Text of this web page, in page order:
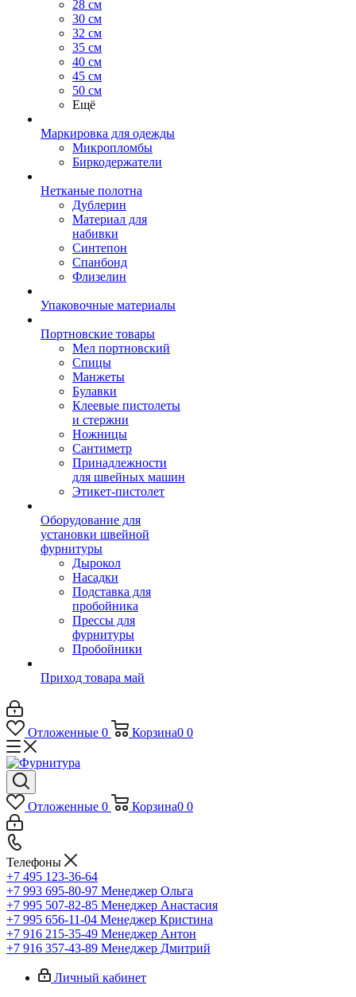
28 см
30 см
32 см
35 см
40 см
45 см
50 см
Ещё
Маркировка для одежды
Микропломбы
Биркодержатели
Нетканые полотна
Дублерин
Материал для
набивки
Синтепон
Спанбонд
Флизелин
Упаковочные материалы
Портновские товары
Мел портновский
Спицы
Манжеты
Булавки
Клеевые пистолеты
и стержни
Ножницы
Сантиметр
Принадлежности
для швейных машин
Этикет-пистолет
Оборудование для
установки швейной
фурнитуры
Дырокол
Насадки
Подставка для
пробойника
Прессы для
фурнитуры
Пробойники
Приход товара май
Отложенные 0 Корзина0 0
Отложенные 0 Корзина0 0
Телефоны
+7 495 123-36-64
+7 993 695-80-97 Менеджер Ольга
+7 995 507-82-85 Менеджер Анастасия
+7 995 656-11-04 Менеджер Кристина
+7 916 215-35-49 Менеджер Антон
+7 916 357-43-89 Менеджер Дмитрий
Личный кабинет